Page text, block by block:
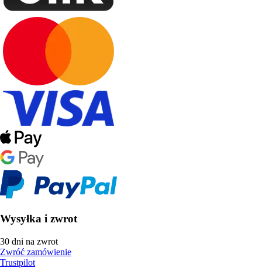
Wysyłka i zwrot
30 dni na zwrot
Zwróć zamówienie
Trustpilot